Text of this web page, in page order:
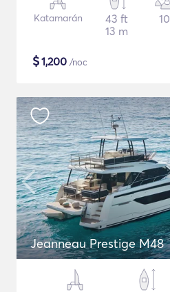
Katamarán
43 ft
13 m
10
$1,200 /noc
Jeanneau Prestige M48